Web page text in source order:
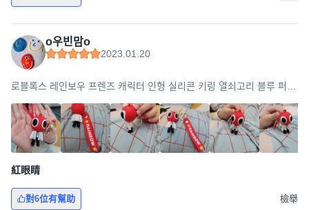
o우빈맘o
2023.01.20
로블록스 레인보우 프렌즈 캐릭터 인형 실리콘 키링 열쇠고리 블루 퍼플
콘)
紅眼睛
對6位有幫助 檢舉